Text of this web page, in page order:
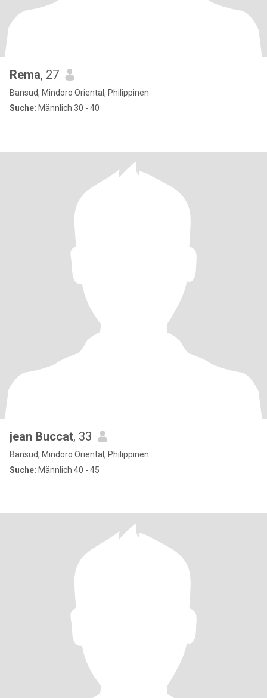
Rema, 27
Bansud, Mindoro Oriental, Philippinen
Suche: Männlich 30 - 40
jean Buccat, 33
Bansud, Mindoro Oriental, Philippinen
Suche: Männlich 40 - 45